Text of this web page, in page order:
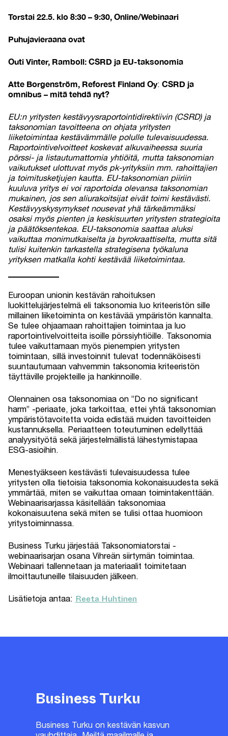
Torstai 22.5. klo 8:30 – 9:30, Online/Webinaari
Puhujavieraana ovat
Outi Vinter, Ramboll: CSRD ja EU-taksonomia
Atte Borgenström, Reforest Finland Oy: CSRD ja
omnibus – mitä tehdä nyt?
EU:n yritysten kestävyysraportointidirektiivin (CSRD) ja
taksonomian tavoitteena on ohjata yritysten
liiketoimintaa kestävämmälle polulle tulevaisuudessa.
Raportointivelvoitteet koskevat alkuvaiheessa suuria
pörssi- ja listautumattomia yhtiöitä, mutta taksonomian
vaikutukset ulottuvat myös pk-yrityksiin mm. rahoittajien
ja toimitusketjujen kautta. EU-taksonomian piiriin
kuuluva yritys ei voi raportoida olevansa taksonomian
mukainen, jos sen aliurakoitsijat eivät toimi kestävästi.
Kestävyyskysymykset nousevat yhä tärkeämmäksi
osaksi myös pienten ja keskisuurten yritysten strategioita
ja päätöksentekoa. EU-taksonomia saattaa aluksi
vaikuttaa monimutkaiselta ja byrokraattiselta, mutta sitä
tulisi kuitenkin tarkastella strategisena työkaluna
yrityksen matkalla kohti kestävää liiketoimintaa.
Euroopan unionin kestävän rahoituksen
luokittelujärjestelmä eli taksonomia luo kriteeristön sille
millainen liiketoiminta on kestävää ympäristön kannalta.
Se tulee ohjaamaan rahoittajien toimintaa ja luo
raportointivelvoitteita isoille pörssiyhtiöille. Taksonomia
tulee vaikuttamaan myös pienempien yritysten
toimintaan, sillä investoinnit tulevat todennäköisesti
suuntautumaan vahvemmin taksonomia kriteeristön
täyttäville projekteille ja hankinnoille.
Olennainen osa taksonomiaa on ”Do no significant
harm” -periaate, joka tarkoittaa, ettei yhtä taksonomian
ympäristötavoitetta voida edistää muiden tavoitteiden
kustannuksella. Periaatteen toteutuminen edellyttää
analyysityötä sekä järjestelmällistä lähestymistapaa
ESG-asioihin.
Menestyäkseen kestävästi tulevaisuudessa tulee
yritysten olla tietoisia taksonomia kokonaisuudesta sekä
ymmärtää, miten se vaikuttaa omaan toimintakenttään.
Webinaarisarjassa käsitellään taksonomiaa
kokonaisuutena sekä miten se tulisi ottaa huomioon
yritystoiminnassa.
Business Turku järjestää Taksonomiatorstai -
webinaarisarjan osana Vihreän siirtymän toimintaa.
Webinaari tallennetaan ja materiaalit toimitetaan
ilmoittautuneille tilaisuuden jälkeen.
Lisätietoja antaa: Reeta Huhtinen
Business Turku
Business Turku on kestävän kasvun